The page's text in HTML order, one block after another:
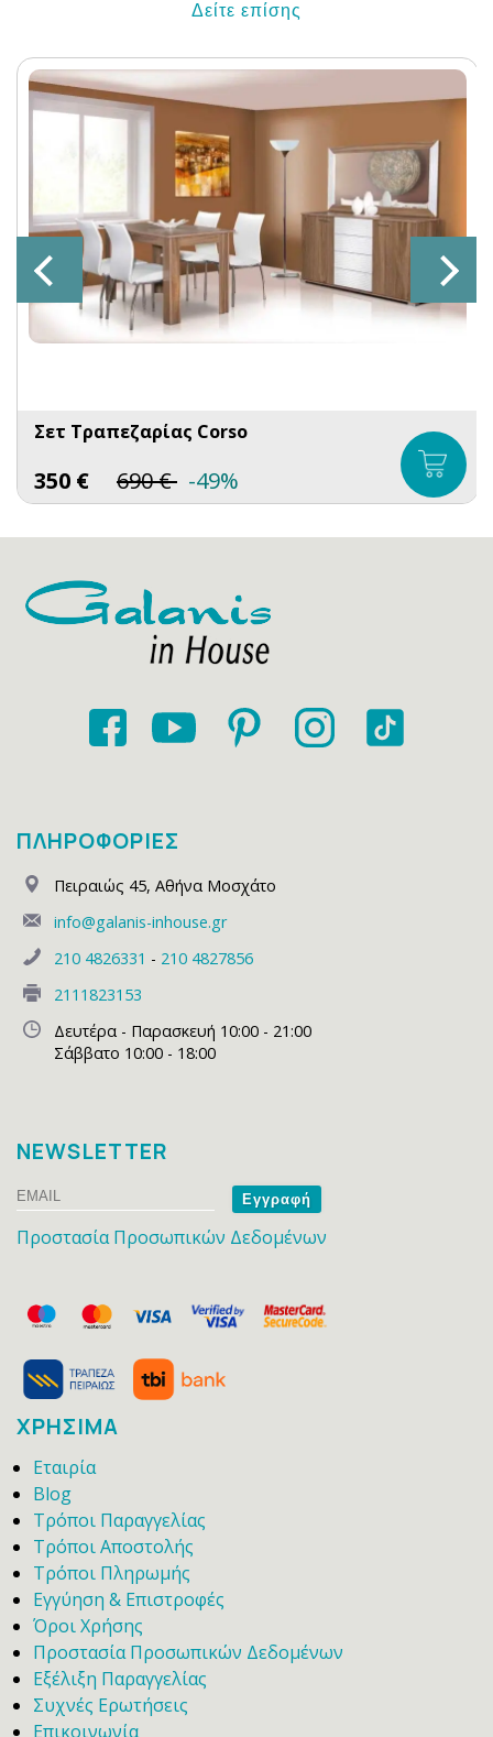
Δείτε επίσης
Σετ Τραπεζαρίας Corso
350 € 690€ -49%
ΠΛΗΡΟΦΟΡΙΕΣ
Πειραιώς 45, Αθήνα Μοσχάτο
info@galanis-inhouse.gr
210 4826331 - 210 4827856
2111823153
Δευτέρα - Παρασκευή 10:00 - 21:00
Σάββατο 10:00 - 18:00
NEWSLETTER
Email
Name
Προστασία Προσωπικών Δεδομένων
ΧΡΗΣΙΜΑ
Εταιρία
Blog
Τρόποι Παραγγελίας
Τρόποι Αποστολής
Τρόποι Πληρωμής
Εγγύηση & Επιστροφές
Όροι Χρήσης
Προστασία Προσωπικών Δεδομένων
Εξέλιξη Παραγγελίας
Συχνές Ερωτήσεις
Επικοινωνία